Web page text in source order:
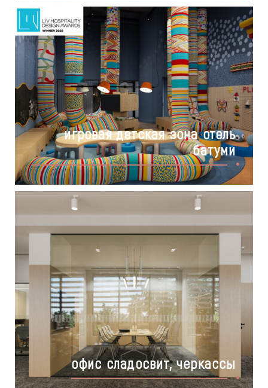
игровая детская зона отель
батуми
офис сладосвит, черкассы